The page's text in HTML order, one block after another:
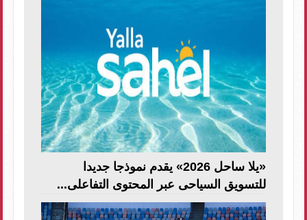
«يلا ساحل 2026» يقدم نموذجا جديدا
للتسويق السياحى عبر المحتوى التفاعلى...